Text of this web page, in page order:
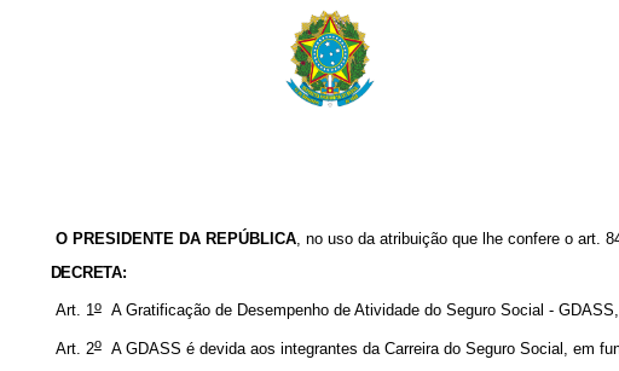
O PRESIDENTE DA REPÚBLICA, no uso da atribuição que lhe confere o art.
DECRETA:
Art. 1oA Gratificação de Desempenho de Atividade do Seguro Social -
Art. 2oA GDASS é devida aos integrantes da Carreira do Seguro Social, em